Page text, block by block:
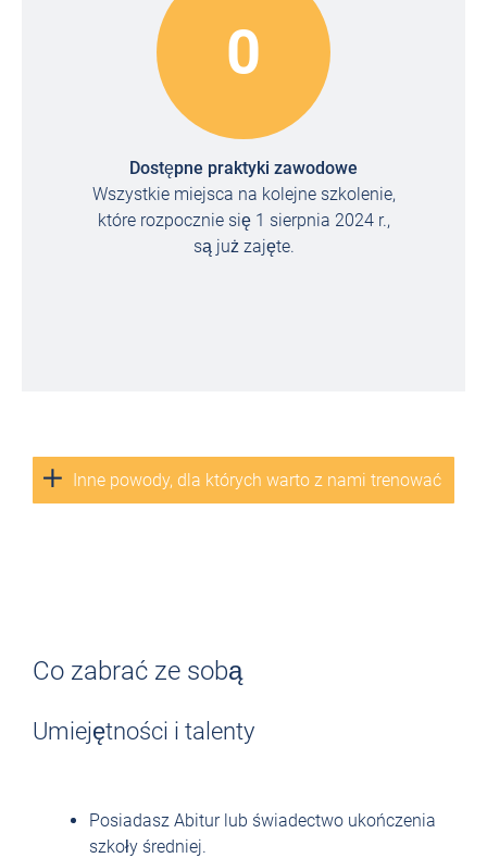
0
Dostępne praktyki zawodowe
Wszystkie miejsca na kolejne szkolenie,
które rozpocznie się 1 sierpnia 2024 r.,
są już zajęte.
Inne powody, dla których warto z nami trenować
Co zabrać ze sobą
Umiejętności i talenty
Posiadasz Abitur lub świadectwo ukończenia
szkoły średniej.